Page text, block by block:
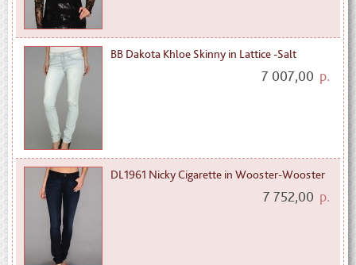
BB Dakota Khloe Skinny in Lattice -Salt
7 007,00 р.
DL1961 Nicky Cigarette in Wooster-Wooster
7 752,00 р.